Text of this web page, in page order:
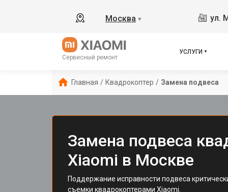
Москва ▼ ул.
Сервисный ремонт
УСЛУГИ
Главная / Квадрокоптер / Замена подвеса
Замена подвеса
Xiaomi в Москве
Поддержание исправности подвеса
съемки квадрокоптерами Xiaomi.